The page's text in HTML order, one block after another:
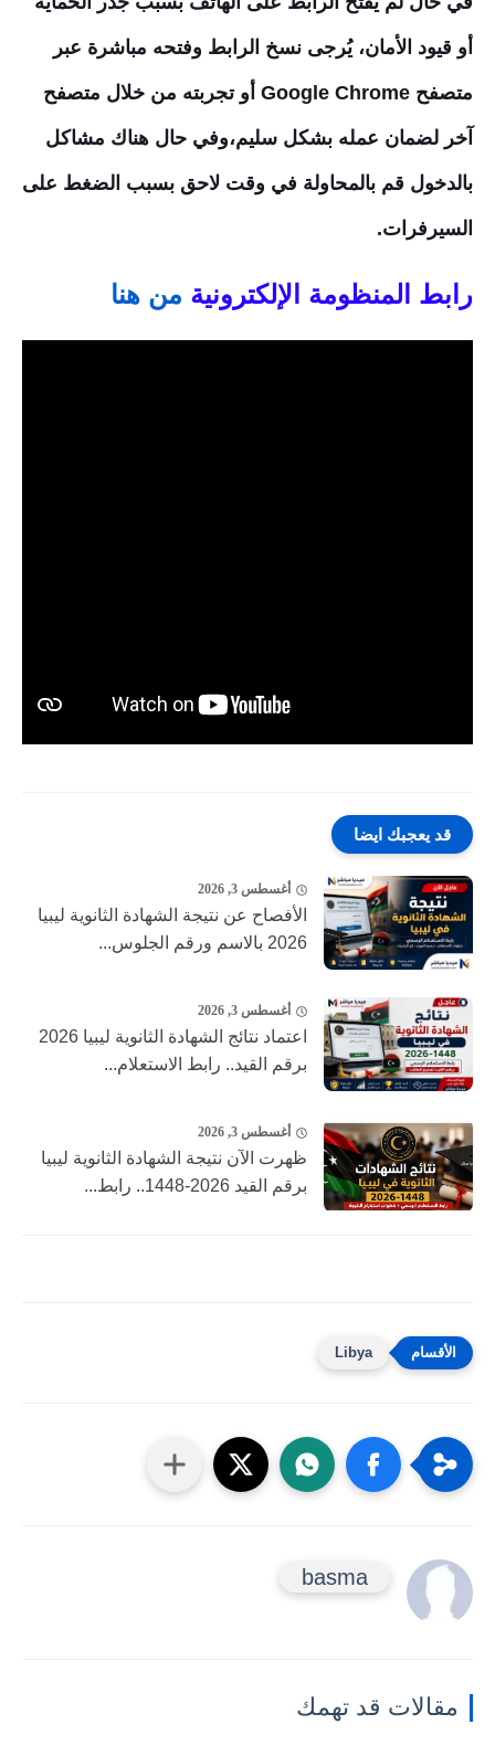
أو قيود الأمان، يُرجى نسخ الرابط وفتحه مباشرة عبر
متصفح Google Chrome أو تجربته من خلال متصفح
آخر لضمان عمله بشكل سليم،وفي حال هناك مشاكل
بالدخول قم بالمحاولة في وقت لاحق بسبب الضغط على
السيرفرات.
رابط المنظومة الإلكترونية من هنا
قد يعجبك ايضا
أغسطس 3, 2026
الأفصاح عن نتيجة الشهادة الثانوية ليبيا
2026 بالاسم ورقم الجلوس...
أغسطس 3, 2026
اعتماد نتائج الشهادة الثانوية ليبيا 2026
برقم القيد.. رابط الاستعلام...
أغسطس 3, 2026
ظهرت الآن نتيجة الشهادة الثانوية ليبيا
برقم القيد 2026-1448.. رابط...
Libya
basma
مقالات قد تهمك